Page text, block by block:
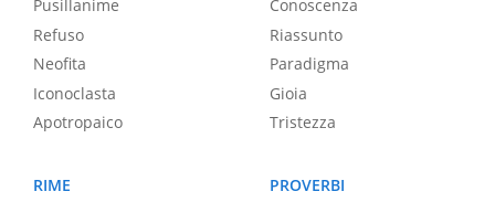
Pusillanime
Refuso
Neofita
Iconoclasta
Apotropaico
Conoscenza
Riassunto
Paradigma
Gioia
Tristezza
RIME
PROVERBI